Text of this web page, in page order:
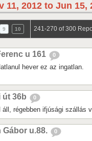
11, 2012 to Jun 15,
9 10 241-270 of 300
u 161 0
hever ez az ingatlan.
út 36b 0
áll, régebben ifjúsági szállás
Gábor u.88. 0